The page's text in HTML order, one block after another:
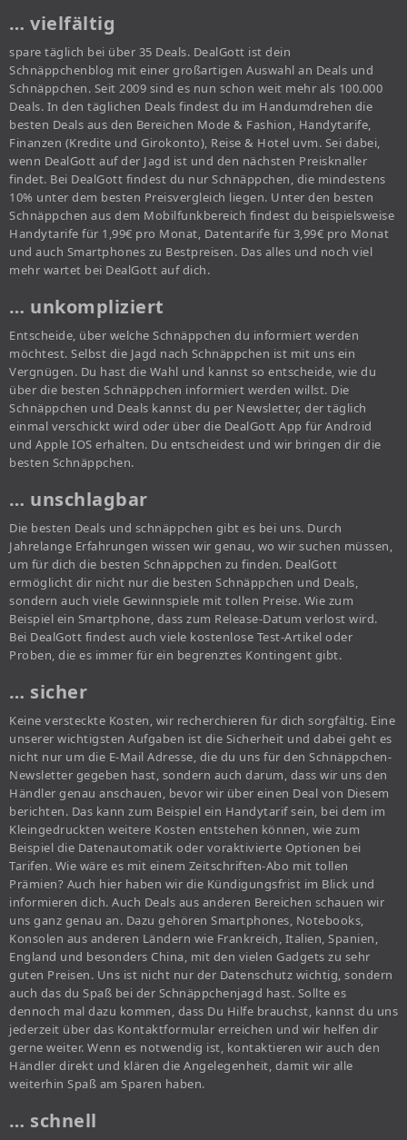
… vielfältig
spare täglich bei über 35 Deals. DealGott ist dein
Schnäppchenblog mit einer großartigen Auswahl an Deals und
Schnäppchen. Seit 2009 sind es nun schon weit mehr als 100.000
Deals. In den täglichen Deals findest du im Handumdrehen die
besten Deals aus den Bereichen Mode & Fashion, Handytarife,
Finanzen (Kredite und Girokonto), Reise & Hotel uvm. Sei dabei,
wenn DealGott auf der Jagd ist und den nächsten Preisknaller
findet. Bei DealGott findest du nur Schnäppchen, die mindestens
10% unter dem besten Preisvergleich liegen. Unter den besten
Schnäppchen aus dem Mobilfunkbereich findest du beispielsweise
Handytarife für 1,99€ pro Monat, Datentarife für 3,99€ pro Monat
und auch Smartphones zu Bestpreisen. Das alles und noch viel
mehr wartet bei DealGott auf dich.
… unkompliziert
Entscheide, über welche Schnäppchen du informiert werden
möchtest. Selbst die Jagd nach Schnäppchen ist mit uns ein
Vergnügen. Du hast die Wahl und kannst so entscheide, wie du
über die besten Schnäppchen informiert werden willst. Die
Schnäppchen und Deals kannst du per Newsletter, der täglich
einmal verschickt wird oder über die DealGott App für Android
und Apple IOS erhalten. Du entscheidest und wir bringen dir die
besten Schnäppchen.
… unschlagbar
Die besten Deals und schnäppchen gibt es bei uns. Durch
Jahrelange Erfahrungen wissen wir genau, wo wir suchen müssen,
um für dich die besten Schnäppchen zu finden. DealGott
ermöglicht dir nicht nur die besten Schnäppchen und Deals,
sondern auch viele Gewinnspiele mit tollen Preise. Wie zum
Beispiel ein Smartphone, dass zum Release-Datum verlost wird.
Bei DealGott findest auch viele kostenlose Test-Artikel oder
Proben, die es immer für ein begrenztes Kontingent gibt.
… sicher
Keine versteckte Kosten, wir recherchieren für dich sorgfältig. Eine
unserer wichtigsten Aufgaben ist die Sicherheit und dabei geht es
nicht nur um die E-Mail Adresse, die du uns für den Schnäppchen-
Newsletter gegeben hast, sondern auch darum, dass wir uns den
Händler genau anschauen, bevor wir über einen Deal von Diesem
berichten. Das kann zum Beispiel ein Handytarif sein, bei dem im
Kleingedruckten weitere Kosten entstehen können, wie zum
Beispiel die Datenautomatik oder voraktivierte Optionen bei
Tarifen. Wie wäre es mit einem Zeitschriften-Abo mit tollen
Prämien? Auch hier haben wir die Kündigungsfrist im Blick und
informieren dich. Auch Deals aus anderen Bereichen schauen wir
uns ganz genau an. Dazu gehören Smartphones, Notebooks,
Konsolen aus anderen Ländern wie Frankreich, Italien, Spanien,
England und besonders China, mit den vielen Gadgets zu sehr
guten Preisen. Uns ist nicht nur der Datenschutz wichtig, sondern
auch das du Spaß bei der Schnäppchenjagd hast. Sollte es
dennoch mal dazu kommen, dass Du Hilfe brauchst, kannst du uns
jederzeit über das Kontaktformular erreichen und wir helfen dir
gerne weiter. Wenn es notwendig ist, kontaktieren wir auch den
Händler direkt und klären die Angelegenheit, damit wir alle
weiterhin Spaß am Sparen haben.
… schnell